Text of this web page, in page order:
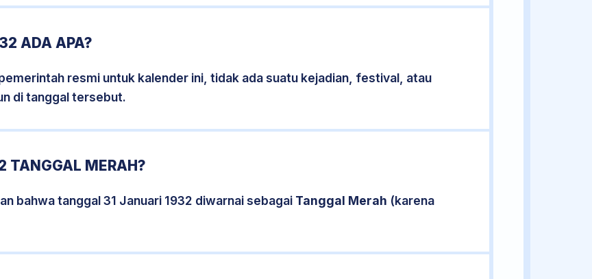
ADA APA?
resmi untuk kalender ini, tidak ada suatu kejadian, festival, atau
di tanggal tersebut.
TANGGAL MERAH?
bahwa tanggal 31 Januari 1932 diwarnai sebagai Tanggal Merah (karena